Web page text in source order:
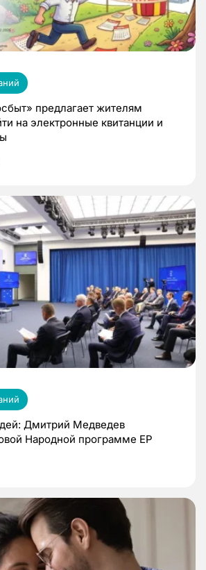
предлагает жителям
на электронные квитанции и
Дмитрий Медведев
Народной программе ЕР